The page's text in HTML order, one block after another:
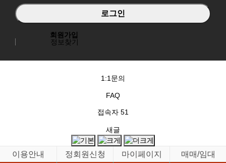
회원가입
정보찾기
1:1문의
FAQ
접속자 51
새글
이용안내 정회원신청 마이페이지
매매/임대